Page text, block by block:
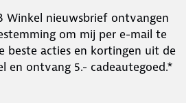
Winkel nieuwsbrief ontvangen
om mij per e-mail te
beste acties en kortingen uit de
en ontvang 5.- cadeautegoed.*